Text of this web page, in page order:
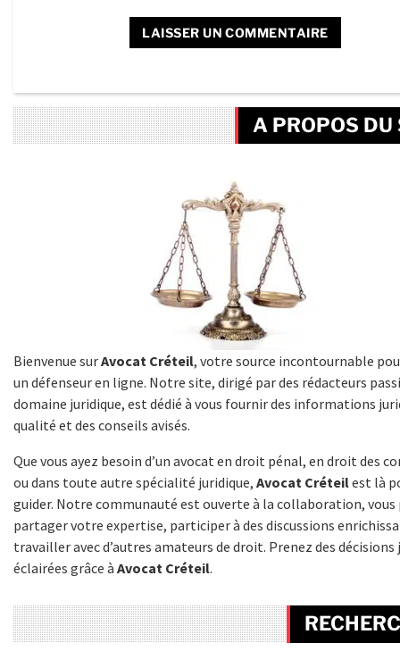
A PROPOS DU
Bienvenue surAvocat Créteil, votre source incontournable
un défenseur en ligne. Notre site, dirigé par des rédacteurs
domaine juridique, est dédié à vous fournir des informations
qualité et des conseils avisés.
Que vous ayez besoin d’un avocat en droit pénal, en droit des
ou dans toute autre spécialité juridique, Avocat Créteilest là
guider. Notre communauté est ouverte à la collaboration, vous
partager votre expertise, participer à des discussions
travailler avec d’autres amateurs de droit. Prenez des décisions
éclairées grâce à Avocat Créteil.